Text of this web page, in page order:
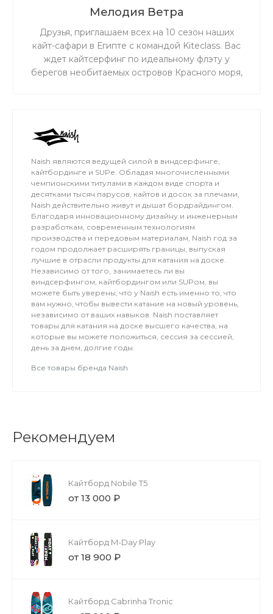
Мелодия Ветра
Друзья, приглашаем всех на 10 сезон наших
кайт-сафари в Египте с командой Kiteclass. Вас
ждет кайтсерфинг по идеальному флэту у
берегов необитаемых островов Красного моря,
Naish являются ведущей силой в виндсерфинге,
кайтбординге и SUPе. Обладая многочисленными
чемпионскими титулами в каждом виде спорта и
десятками тысяч парусов, кайтов и досок за плечами,
Naish действительно живут и дышат бордрайдингом.
Благодаря инновационному дизайну и инженерным
разработкам, современным технологиям
производства и передовым материалам, Naish год за
годом продолжает расширять границы, выпуская
лучшие в отрасли продукты для катания на доске.
Независимо от того, занимаетесь ли вы
виндсерфингом, кайтбордингом или SUPом, вы
можете быть уверены, что у Naish есть именно то, что
вам нужно, чтобы вывести катание на новый уровень,
независимо от ваших навыков. Naish поставляет
товары для катания на доске высшего качества, на
которые вы можете положиться, сессия за сессией,
день за днем, долгие годы.
Все товары бренда Naish
Рекомендуем
Кайтборд Nobile T5
от 13 000 ₽
Кайтборд M-Day Play
от 18 900 ₽
Кайтборд Cabrinha Tronic